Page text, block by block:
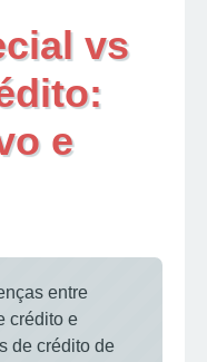
vs
e
entre
crédito e
de crédito de